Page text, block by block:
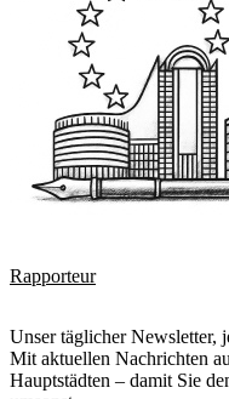
Rapporteur
Unser täglicher Newsletter,
Mit aktuellen Nachrichten
Hauptstädten – damit Sie